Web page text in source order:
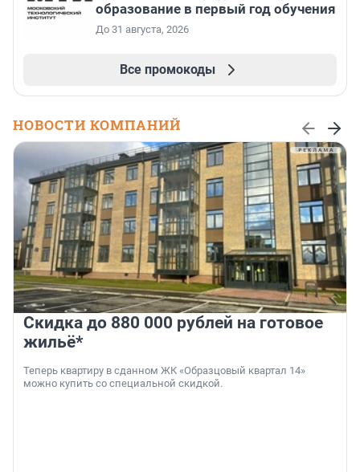
образование в первый год обучения
До 31 августа, 2026
Все промокоды
НОВОСТИ КОМПАНИЙ
Скидка до 880 000 рублей на готовое
жильё*
Теперь квартиру в сданном ЖК «Образцовый квартал 14»
можно купить со специальной скидкой.